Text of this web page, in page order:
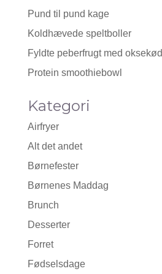
Pund til pund kage
Koldhævede speltboller
Fyldte peberfrugt med oksekød
Protein smoothiebowl
Kategori
Airfryer
Alt det andet
Børnefester
Børnenes Maddag
Brunch
Desserter
Forret
Fødselsdage